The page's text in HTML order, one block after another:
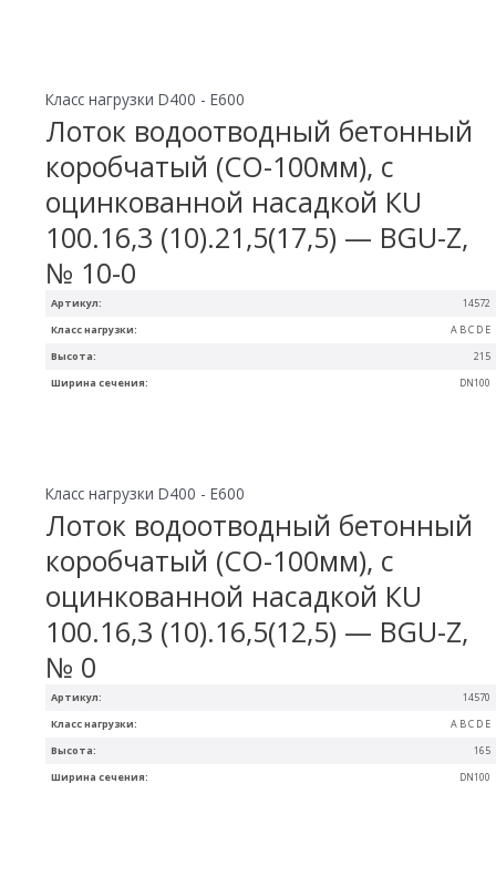
Артикул: 14572
Ширина сечения: DN100
Высота: 215
Класс нагрузки: A B C D E
Класс нагрузки D400 - E600
Лоток водоотводный бетонный
коробчатый (СО-100мм), с
оцинкованной насадкой КU
100.16,3 (10).21,5(17,5) — BGU-Z,
№ 10-0
Артикул: 14570
Ширина сечения: DN100
Высота: 165
Класс нагрузки: A B C D E
Класс нагрузки D400 - E600
Лоток водоотводный бетонный
коробчатый (СО-100мм), с
оцинкованной насадкой КU
100.16,3 (10).16,5(12,5) — BGU-Z,
№ 0